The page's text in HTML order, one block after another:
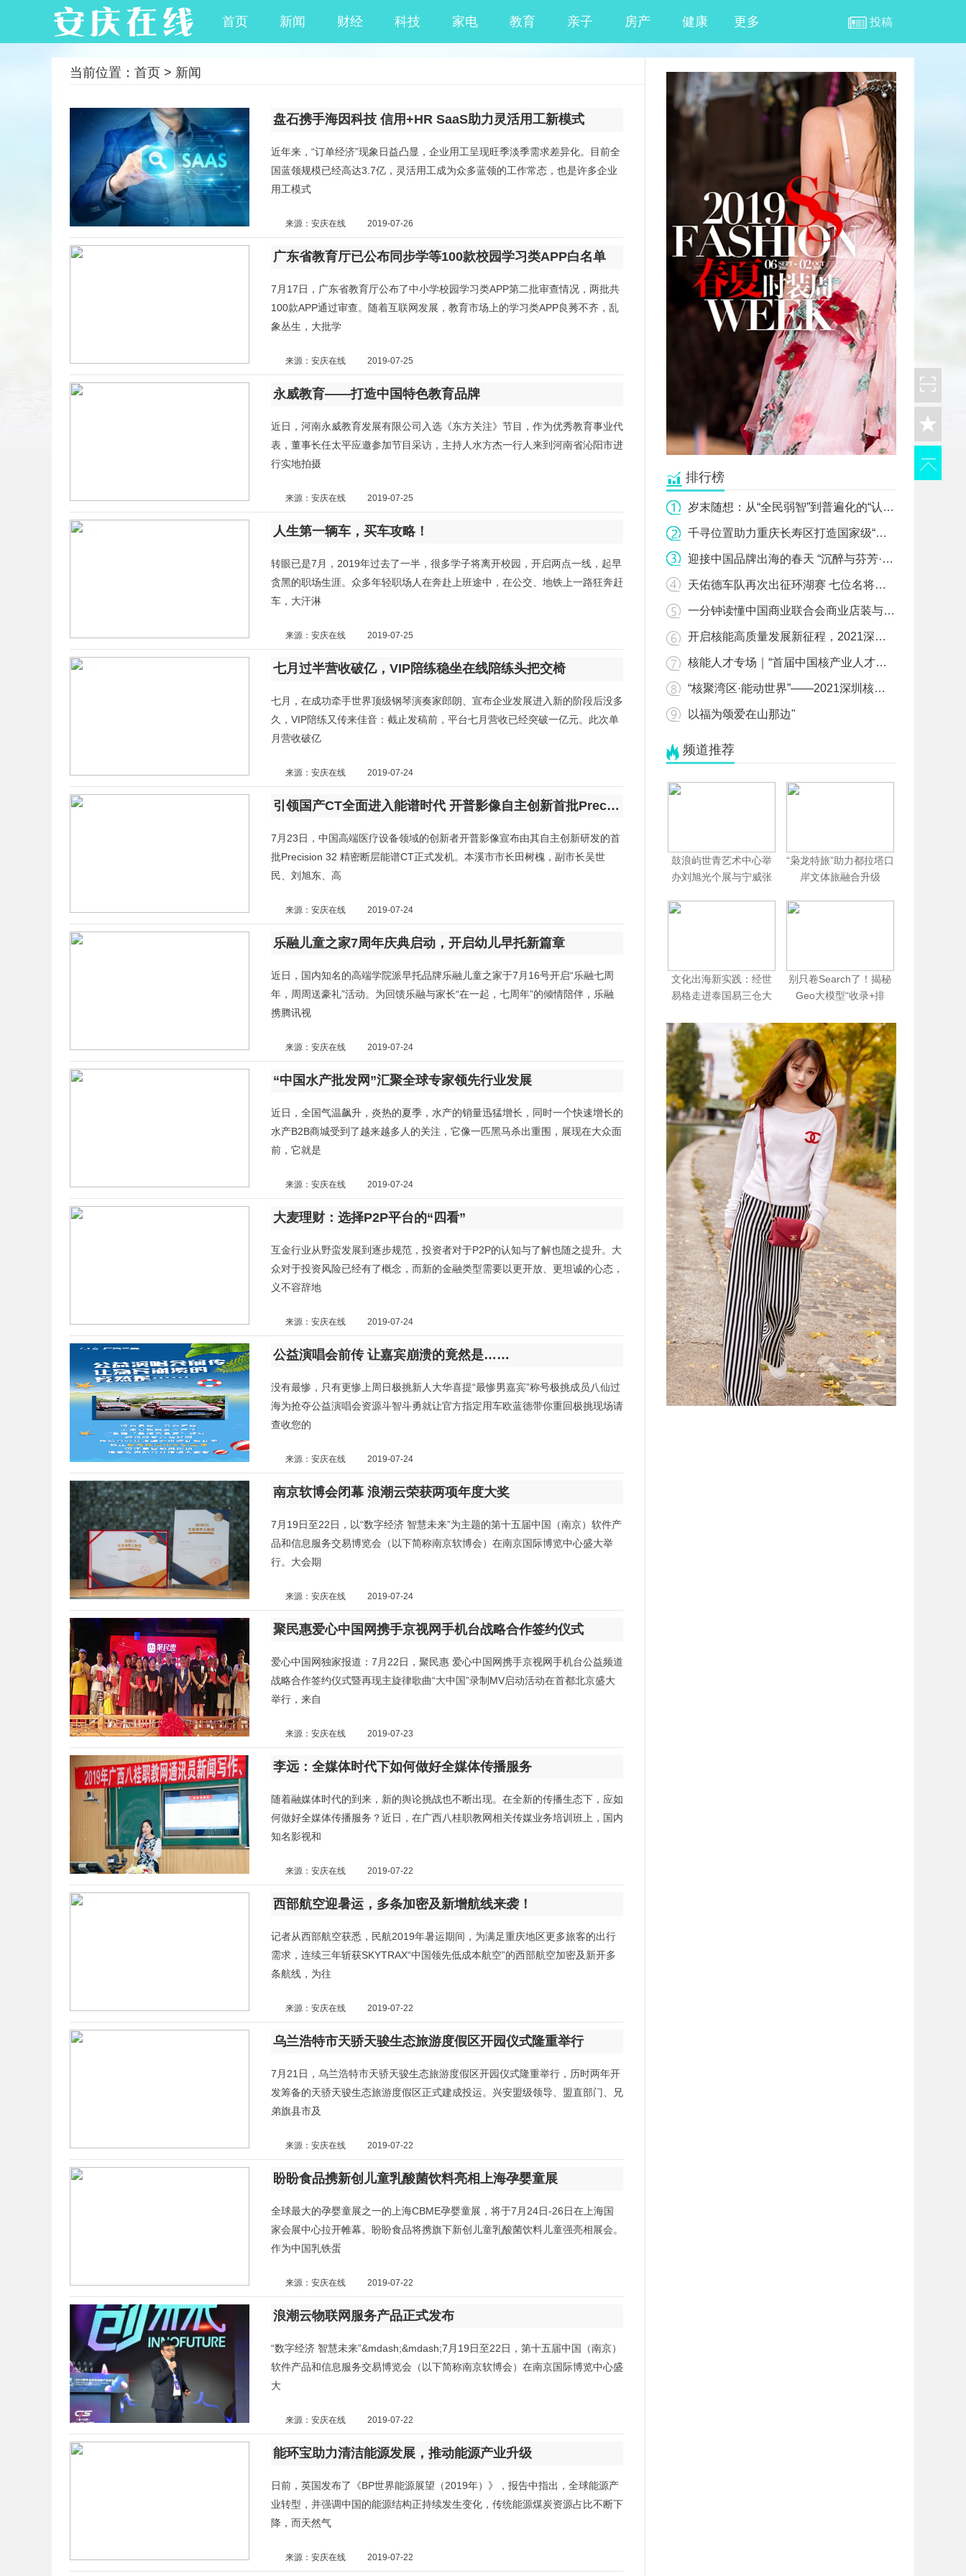
首页 新闻 财经 科技 家电 教育 亲子 房产 健康 更多 投稿
当前位置： 首页 > 新闻
盘石携手海因科技 信用+HR SaaS助力灵活用工新模式
近年来，“订单经济”现象日益凸显，企业用工呈现旺季淡季需求差异化。目前全
国蓝领规模已经高达3.7亿，灵活用工成为众多蓝领的工作常态，也是许多企业
用工模式
来源：安庆在线 2019-07-26
广东省教育厅已公布同步学等100款校园学习类APP白名单
7月17日，广东省教育厅公布了中小学校园学习类APP第二批审查情况，两批共
100款APP通过审查。随着互联网发展，教育市场上的学习类APP良莠不齐，乱
象丛生，大批学
来源：安庆在线 2019-07-25
永威教育——打造中国特色教育品牌
近日，河南永威教育发展有限公司入选《东方关注》节目，作为优秀教育事业代
表，董事长任太平应邀参加节目采访，主持人水方杰一行人来到河南省沁阳市进
行实地拍摄
来源：安庆在线 2019-07-25
人生第一辆车，买车攻略！
转眼已是7月，2019年过去了一半，很多学子将离开校园，开启两点一线，起早
贪黑的职场生涯。众多年轻职场人在奔赴上班途中，在公交、地铁上一路狂奔赶
车，大汗淋
来源：安庆在线 2019-07-25
七月过半营收破亿，VIP陪练稳坐在线陪练头把交椅
七月，在成功牵手世界顶级钢琴演奏家郎朗、宣布企业发展进入新的阶段后没多
久，VIP陪练又传来佳音：截止发稿前，平台七月营收已经突破一亿元。此次单
月营收破亿
来源：安庆在线 2019-07-24
引领国产CT全面进入能谱时代 开普影像自主创新首批Precision 32 精密断层能谱CT正式发机
7月23日，中国高端医疗设备领域的创新者开普影像宣布由其自主创新研发的首
批Precision 32 精密断层能谱CT正式发机。本溪市市长田树槐，副市长吴世
民、刘旭东、高
来源：安庆在线 2019-07-24
乐融儿童之家7周年庆典启动，开启幼儿早托新篇章
近日，国内知名的高端学院派早托品牌乐融儿童之家于7月16号开启“乐融七周
年，周周送豪礼”活动。为回馈乐融与家长“在一起，七周年”的倾情陪伴，乐融
携腾讯视
来源：安庆在线 2019-07-24
“中国水产批发网”汇聚全球专家领先行业发展
近日，全国气温飙升，炎热的夏季，水产的销量迅猛增长，同时一个快速增长的
水产B2B商城受到了越来越多人的关注，它像一匹黑马杀出重围，展现在大众面
前，它就是
来源：安庆在线 2019-07-24
大麦理财：选择P2P平台的“四看”
互金行业从野蛮发展到逐步规范，投资者对于P2P的认知与了解也随之提升。大
众对于投资风险已经有了概念，而新的金融类型需要以更开放、更坦诚的心态，
义不容辞地
来源：安庆在线 2019-07-24
公益演唱会前传 让嘉宾崩溃的竟然是……
没有最惨，只有更惨上周日极挑新人大华喜提“最惨男嘉宾”称号极挑成员八仙过
海为抢夺公益演唱会资源斗智斗勇就让官方指定用车欧蓝德带你重回极挑现场请
查收您的
来源：安庆在线 2019-07-24
南京软博会闭幕 浪潮云荣获两项年度大奖
7月19日至22日，以“数字经济 智慧未来”为主题的第十五届中国（南京）软件产
品和信息服务交易博览会（以下简称南京软博会）在南京国际博览中心盛大举
行。大会期
来源：安庆在线 2019-07-24
聚民惠爱心中国网携手京视网手机台战略合作签约仪式
爱心中国网独家报道：7月22日，聚民惠 爱心中国网携手京视网手机台公益频道
战略合作签约仪式暨再现主旋律歌曲“大中国”录制MV启动活动在首都北京盛大
举行，来自
来源：安庆在线 2019-07-23
李远：全媒体时代下如何做好全媒体传播服务
随着融媒体时代的到来，新的舆论挑战也不断出现。在全新的传播生态下，应如
何做好全媒体传播服务？近日，在广西八桂职教网相关传媒业务培训班上，国内
知名影视和
来源：安庆在线 2019-07-22
西部航空迎暑运，多条加密及新增航线来袭！
记者从西部航空获悉，民航2019年暑运期间，为满足重庆地区更多旅客的出行
需求，连续三年斩获SKYTRAX“中国领先低成本航空”的西部航空加密及新开多
条航线，为往
来源：安庆在线 2019-07-22
乌兰浩特市天骄天骏生态旅游度假区开园仪式隆重举行
7月21日，乌兰浩特市天骄天骏生态旅游度假区开园仪式隆重举行，历时两年开
发筹备的天骄天骏生态旅游度假区正式建成投运。兴安盟级领导、盟直部门、兄
弟旗县市及
来源：安庆在线 2019-07-22
盼盼食品携新创儿童乳酸菌饮料亮相上海孕婴童展
全球最大的孕婴童展之一的上海CBME孕婴童展，将于7月24日-26日在上海国
家会展中心拉开帷幕。盼盼食品将携旗下新创儿童乳酸菌饮料儿童强亮相展会。
作为中国乳铁蛋
来源：安庆在线 2019-07-22
浪潮云物联网服务产品正式发布
“数字经济 智慧未来”&mdash;&mdash;7月19日至22日，第十五届中国（南京）
软件产品和信息服务交易博览会（以下简称南京软博会）在南京国际博览中心盛
大
来源：安庆在线 2019-07-22
能环宝助力清洁能源发展，推动能源产业升级
日前，英国发布了《BP世界能源展望（2019年）》，报告中指出，全球能源产
业转型，并强调中国的能源结构正持续发生变化，传统能源煤炭资源占比不断下
降，而天然气
来源：安庆在线 2019-07-22
排行榜
岁末随想：从“全民弱智”到普遍化的“认知失调”"
千寻位置助力重庆长寿区打造国家级“北斗+智慧城市”"
迎接中国品牌出海的春天 “沉醉与芬芳·EMDC发展合作北京论坛欢迎活动”举行"
天佑德车队再次出征环湖赛 七位名将蓄势待发！"
一分钟读懂中国商业联合会商业店装与展陈行业分会"
开启核能高质量发展新征程，2021深圳核博会即将盛大启幕！"
核能人才专场｜“首届中国核产业人才交流会”将于10月同步启动"
“核聚湾区·能动世界”——2021深圳核博会将于10月隆重启幕！"
以福为颂爱在山那边"
频道推荐
鼓浪屿世青艺术中心举
办刘旭光个展与宁威张
“枭龙特旅”助力都拉塔口
岸文体旅融合升级
文化出海新实践：经世
易格走进泰国易三仓大
MBTI-经世易格”
别只卷Search了！揭秘
Geo大模型“收录+排
手法
扫二维码